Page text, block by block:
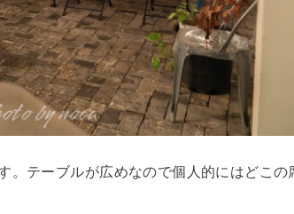
。テーブルが広めなので個人的にはどこの